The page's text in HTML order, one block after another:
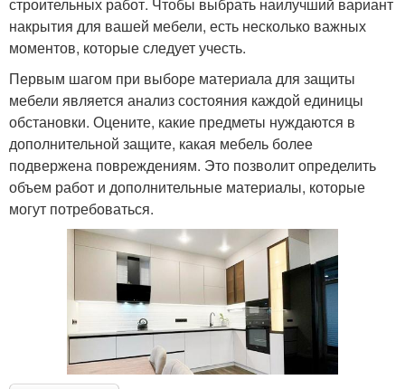
накрытия для вашей мебели, есть несколько важных
моментов, которые следует учесть.
Первым шагом при выборе материала для защиты
мебели является анализ состояния каждой единицы
обстановки. Оцените, какие предметы нуждаются в
дополнительной защите, какая мебель более
подвержена повреждениям. Это позволит определить
объем работ и дополнительные материалы, которые
могут потребоваться.